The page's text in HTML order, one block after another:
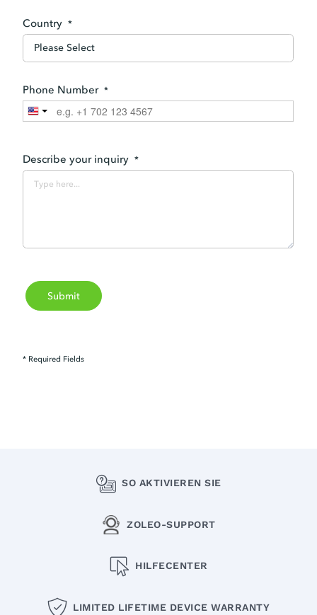
SO AKTIVIEREN SIE
ZOLEO-SUPPORT
HILFECENTER
LIMITED LIFETIME DEVICE WARRANTY